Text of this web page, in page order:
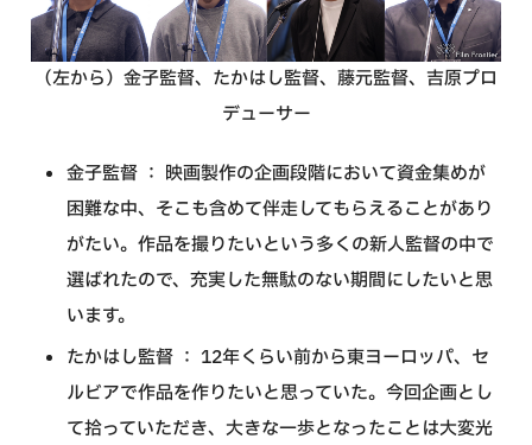
（左から）金子監督、たかはし監督、藤元監督、吉原プロ
デューサー
金子監督 ： 映画製作の企画段階において資金集めが
困難な中、そこも含めて伴走してもらえることがあり
がたい。作品を撮りたいという多くの新人監督の中で
選ばれたので、充実した無駄のない期間にしたいと思
います。
たかはし監督 ： 12年くらい前から東ヨーロッパ、セ
ルビアで作品を作りたいと思っていた。今回企画とし
て拾っていただき、大きな一歩となったことは大変光